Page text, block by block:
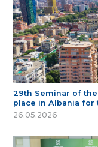
29th Seminar of
place in Albania for
26.05.2026